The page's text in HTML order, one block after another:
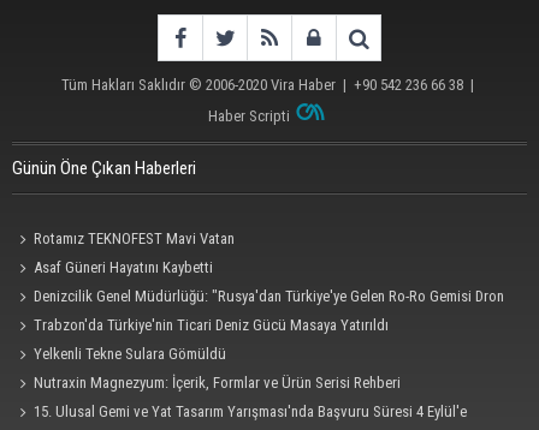
Tüm Hakları Saklıdır © 2006-2020 Vira Haber | +90 542 236 66 38 |
Haber Scripti
Günün Öne Çıkan Haberleri
Rotamız TEKNOFEST Mavi Vatan
Asaf Güneri Hayatını Kaybetti
Denizcilik Genel Müdürlüğü: "Rusya'dan Türkiye'ye Gelen Ro-Ro Gemisi Dron
Saldırısına Uğradı"
Trabzon'da Türkiye'nin Ticari Deniz Gücü Masaya Yatırıldı
Yelkenli Tekne Sulara Gömüldü
Nutraxin Magnezyum: İçerik, Formlar ve Ürün Serisi Rehberi
15. Ulusal Gemi ve Yat Tasarım Yarışması'nda Başvuru Süresi 4 Eylül'e